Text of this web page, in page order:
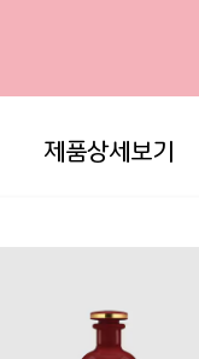
제품상세보기